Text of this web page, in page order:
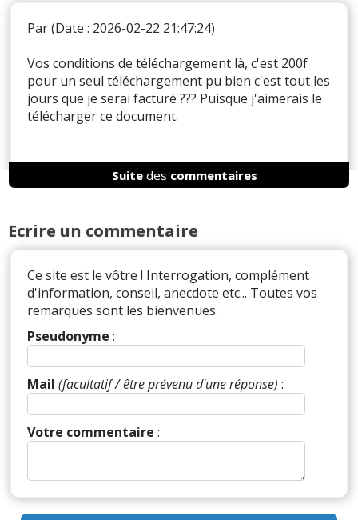
Par(Date : 2026-02-22 21:47:24)
Vos conditions de téléchargement là, c'est 200f
pour un seul téléchargement pu bien c'est tout les
jours que je serai facturé ??? Puisque j'aimerais le
télécharger ce document.
Il y a1réaction(s) sur ce commentaire :
ParAdmin
ADMINISTRATEUR DU SITE
téléchargement, vous avez du confondre avec
une pub.
(Votre post sera visible sous le commentaire)
ParGbazé(Date : 2025-01-20 00:37:44)
Merci ça m'a beaucoup aidé
Suitedes commentaires
Ecrire un commentaire
Ce site est le vôtre ! Interrogation, complément
d'information, conseil, anecdote etc... Toutes vos
remarques sont les bienvenues.
Pseudonyme :
Mail (facultatif / être prévenu d'une réponse) :
Votre commentaire :